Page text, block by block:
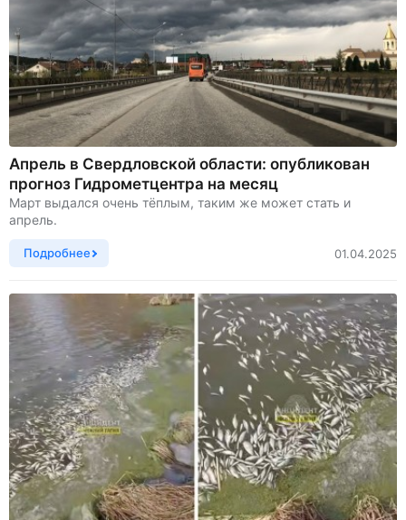
Апрель в Свердловской области: опубликован
прогноз Гидрометцентра на месяц
Март выдался очень тёплым, таким же может стать и
апрель.
Подробнее 01.04.2025